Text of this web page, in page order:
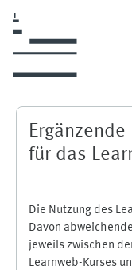
für das
Die Nutzung des
Davon
jeweils zwischen
Learnweb-Kurses